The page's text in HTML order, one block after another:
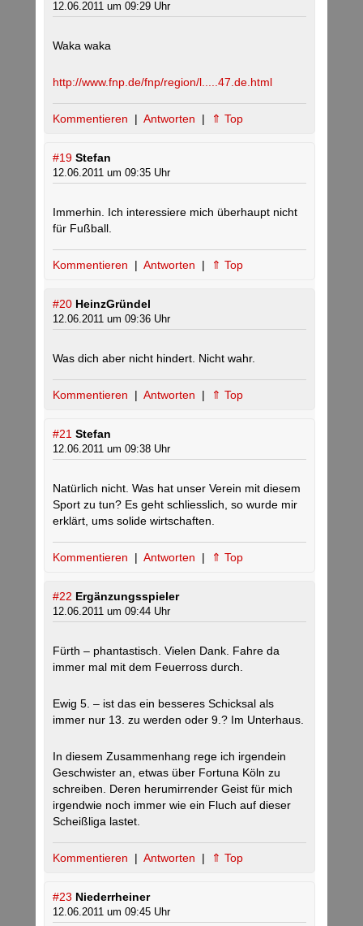
12.06.2011 um 09:29 Uhr
Waka waka
http://www.fnp.de/fnp/region/l.....47.de.html
Kommentieren | Antworten | ⇑ Top
#19 Stefan
12.06.2011 um 09:35 Uhr
Immerhin. Ich interessiere mich überhaupt nicht
für Fußball.
Kommentieren | Antworten | ⇑ Top
#20 HeinzGründel
12.06.2011 um 09:36 Uhr
Was dich aber nicht hindert. Nicht wahr.
Kommentieren | Antworten | ⇑ Top
#21 Stefan
12.06.2011 um 09:38 Uhr
Natürlich nicht. Was hat unser Verein mit diesem
Sport zu tun? Es geht schliesslich, so wurde mir
erklärt, ums solide wirtschaften.
Kommentieren | Antworten | ⇑ Top
#22 Ergänzungsspieler
12.06.2011 um 09:44 Uhr
Fürth – phantastisch. Vielen Dank. Fahre da
immer mal mit dem Feuerross durch.
Ewig 5. – ist das ein besseres Schicksal als
immer nur 13. zu werden oder 9.? Im Unterhaus.
In diesem Zusammenhang rege ich irgendein
Geschwister an, etwas über Fortuna Köln zu
schreiben. Deren herumirrender Geist für mich
irgendwie noch immer wie ein Fluch auf dieser
Scheißliga lastet.
Kommentieren | Antworten | ⇑ Top
#23 Niederrheiner
12.06.2011 um 09:45 Uhr